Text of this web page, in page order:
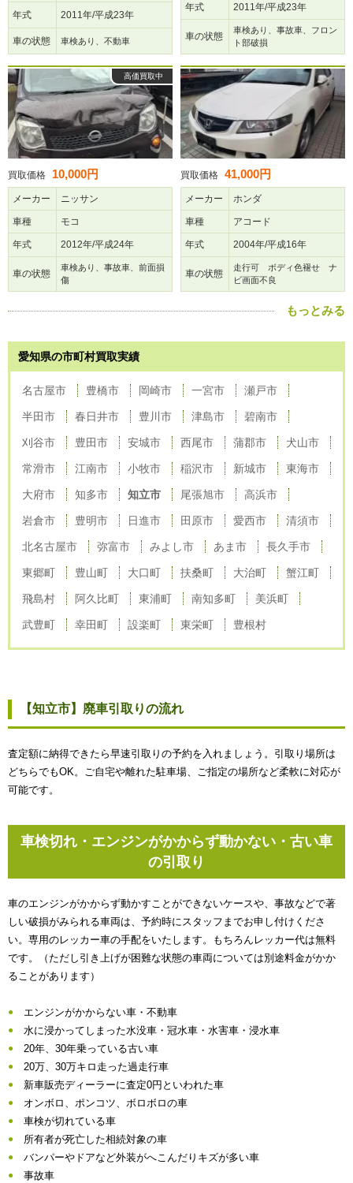
年式 2011年/平成23年
車の状態 車検あり、不動車
年式 2011年/平成23年
車の状態
車検あり、事故車、フロン
ト部破損
高価買取中
買取価格 10,000円
メーカー ニッサン
車種 モコ
年式 2012年/平成24年
車の状態
車検あり、事故車、前面損
傷
買取価格 41,000円
メーカー ホンダ
車種 アコード
年式 2004年/平成16年
車の状態
走行可 ボディ色褪せ ナ
ビ画面不良
もっとみる
愛知県の市町村買取実績
名古屋市 豊橋市 岡崎市 一宮市 瀬戸市
半田市 春日井市 豊川市 津島市 碧南市
刈谷市 豊田市 安城市 西尾市 蒲郡市 犬山市
常滑市 江南市 小牧市 稲沢市 新城市 東海市
大府市 知多市 知立市 尾張旭市 高浜市
岩倉市 豊明市 日進市 田原市 愛西市 清須市
北名古屋市 弥富市 みよし市 あま市 長久手市
東郷町 豊山町 大口町 扶桑町 大治町 蟹江町
飛島村 阿久比町 東浦町 南知多町 美浜町
武豊町 幸田町 設楽町 東栄町 豊根村
【知立市】廃車引取りの流れ
査定額に納得できたら早速引取りの予約を入れましょう。引取り場所は
どちらでもOK。ご自宅や離れた駐車場、ご指定の場所など柔軟に対応が
可能です。
車検切れ・エンジンがかからず動かない・古い車
の引取り
車のエンジンがかからず動かすことができないケースや、事故などで著
しい破損がみられる車両は、予約時にスタッフまでお申し付けくださ
い。専用のレッカー車の手配をいたします。もちろんレッカー代は無料
です。（ただし引き上げが困難な状態の車両については別途料金がかか
ることがあります）
エンジンがかからない車・不動車
水に浸かってしまった水没車・冠水車・水害車・浸水車
20年、30年乗っている古い車
20万、30万キロ走った過走行車
新車販売ディーラーに査定0円といわれた車
オンボロ、ポンコツ、ボロボロの車
車検が切れている車
所有者が死亡した相続対象の車
バンパーやドアなど外装がへこんだりキズが多い車
事故車